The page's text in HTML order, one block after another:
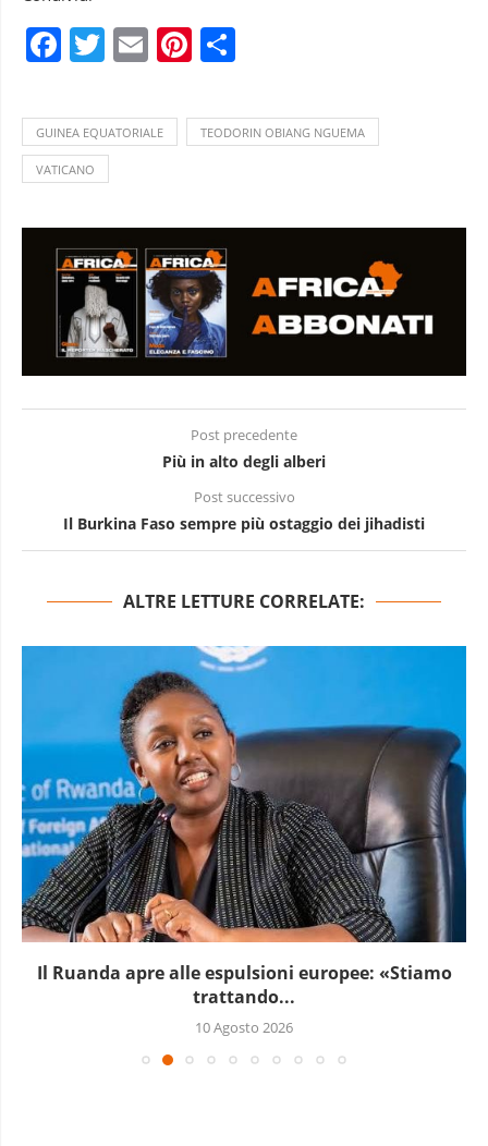
Facebook
Twitter
EmailPinterest
GUINEA EQUATORIALE TEODORIN OBIANG NGUEMA
VATICANO
Post precedente
Più in alto degli alberi
Post successivo
Il Burkina Faso sempre più ostaggio dei jihadisti
ALTRE LETTURE CORRELATE:
Il Ruanda apre alle espulsioni europee: «Stiamo
trattando...
10 Agosto 2026